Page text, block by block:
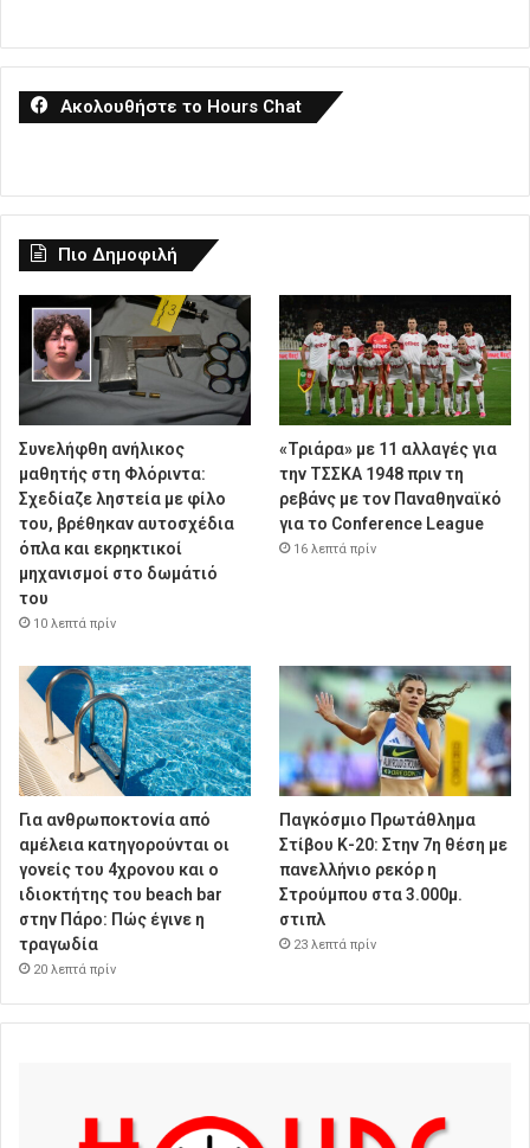
Ακολουθήστε το Hours Chat
Πιο Δημοφιλή
Συνελήφθη ανήλικος
μαθητής στη Φλόριντα:
Σχεδίαζε ληστεία με φίλο
του, βρέθηκαν αυτοσχέδια
όπλα και εκρηκτικοί
μηχανισμοί στο δωμάτιό
του
10 λεπτά πρίν
«Τριάρα» με 11 αλλαγές για
την ΤΣΣΚΑ 1948 πριν τη
ρεβάνς με τον Παναθηναϊκό
για το Conference League
16 λεπτά πρίν
Για ανθρωποκτονία από
αμέλεια κατηγορούνται οι
γονείς του 4χρονου και ο
ιδιοκτήτης του beach bar
στην Πάρο: Πώς έγινε η
τραγωδία
20 λεπτά πρίν
Παγκόσμιο Πρωτάθλημα
Στίβου Κ-20: Στην 7η θέση με
πανελλήνιο ρεκόρ η
Στρούμπου στα 3.000μ.
στιπλ
23 λεπτά πρίν